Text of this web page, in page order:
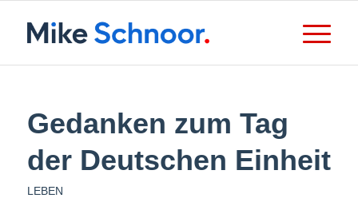
Gedanken zum Tag
der Deutschen Einheit
LEBEN